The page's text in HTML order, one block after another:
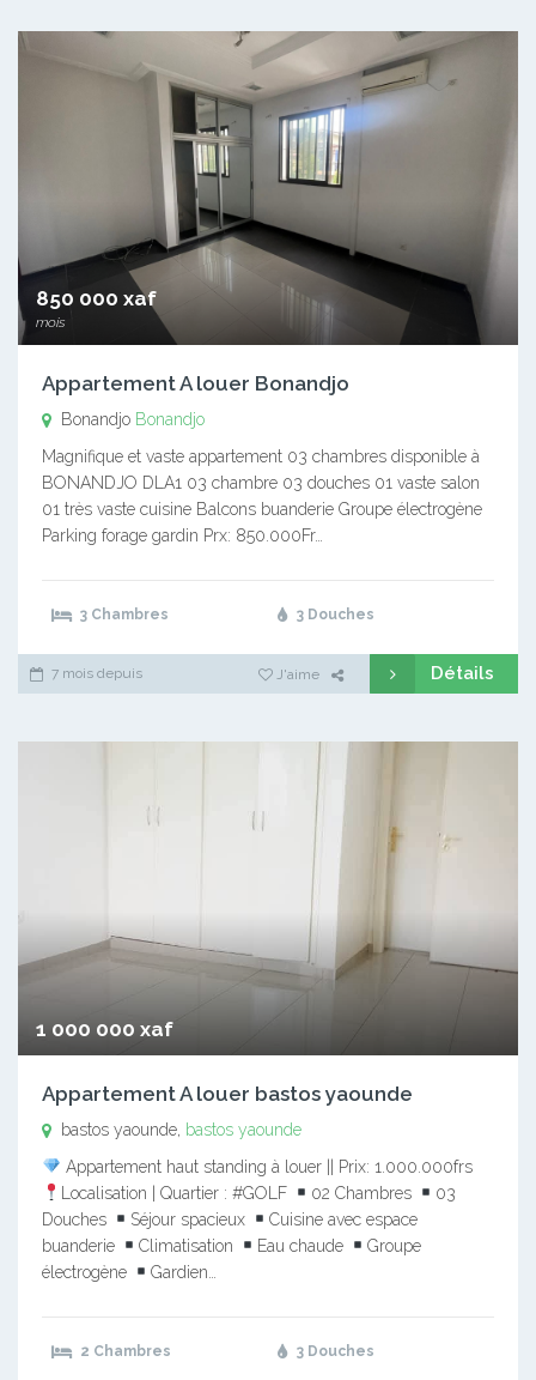
850 000 xaf
mois
Appartement A louer Bonandjo
Bonandjo Bonandjo
Magnifique et vaste appartement 03 chambres disponible à
BONANDJO DLA1 03 chambre 03 douches 01 vaste salon
01 très vaste cuisine Balcons buanderie Groupe électrogène
Parking forage gardin Prx: 850.000Fr…
3 Chambres 3 Douches
7 mois depuis J'aime Détails
1 000 000 xaf
Appartement A louer bastos yaounde
bastos yaounde, bastos yaounde
Appartement haut standing à louer || Prix: 1.000.000frs
Localisation | Quartier : #GOLF
02 Chambres
03
Douches
Séjour spacieux
Cuisine avec espace
buanderie
Climatisation Eau chaude
Groupe
électrogène
Gardien…
2 Chambres 3 Douches